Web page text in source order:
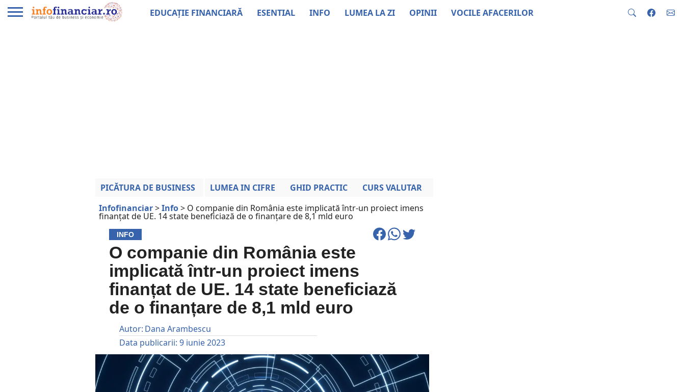
EDUCAȚIE FINANCIARĂ ESENTIAL INFO LUMEA LA ZI OPINII VOCILE AFACERILOR
PICĂTURA DE BUSINESS LUMEA IN CIFRE GHID PRACTIC
CURS VALUTAR
Infofinanciar>Info> O companie din România este implicată într-un proiect imens
finanțat de UE. 14 state beneficiază de o finanțare de 8,1 mld euro
INFO
O companie din România este
implicată într-un proiect imens
finanțat de UE. 14 state beneficiază
de o finanțare de 8,1 mld euro
Autor: Dana Arambescu
Data publicarii: 9 iunie 2023